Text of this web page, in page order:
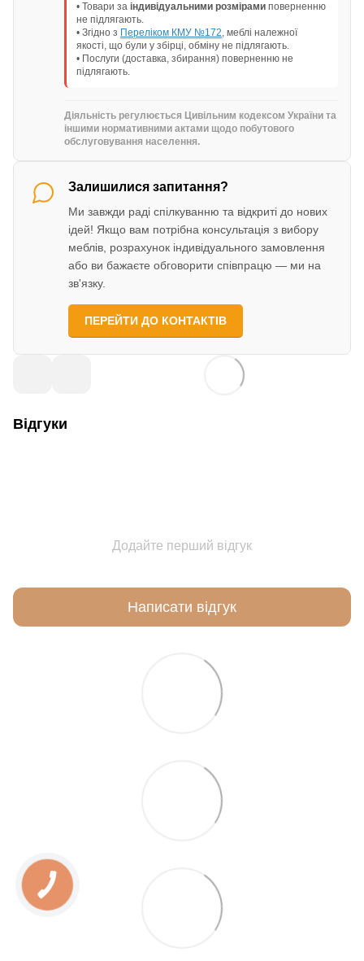
• Товари за індивідуальними розмірами поверненню
не підлягають.
• Згідно з Переліком КМУ №172, меблі належної
якості, що були у збірці, обміну не підлягають.
• Послуги (доставка, збирання) поверненню не
підлягають.
Діяльність регулюється Цивільним кодексом України та
іншими нормативними актами щодо побутового
обслуговування населення.
Залишилися запитання?
Ми завжди раді спілкуванню та відкриті до нових
ідей! Якщо вам потрібна консультація з вибору
меблів, розрахунок індивідуального замовлення
або ви бажаєте обговорити співпрацю — ми на
зв'язку.
ПЕРЕЙТИ ДО КОНТАКТІВ
Відгуки
Додайте перший відгук
Написати відгук